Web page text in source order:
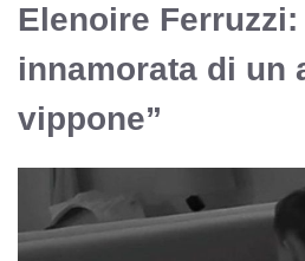
Elenoire Ferruzzi:
innamorata di un
vippone”